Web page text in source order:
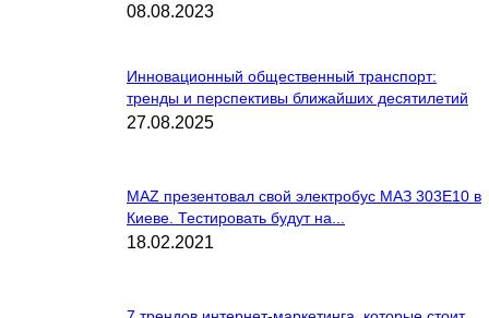
08.08.2023
Инновационный общественный транспорт:
тренды и перспективы ближайших десятилетий
27.08.2025
MAZ презентовал свой электробус МАЗ 303Е10 в
Киеве. Тестировать будут на...
18.02.2021